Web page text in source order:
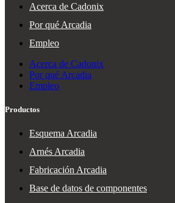
Acerca de Cadonix
Por qué Arcadia
Empleo
Acerca de Cadonix
Por qué Arcadia
Empleo
Productos
Esquema Arcadia
Arnés Arcadia
Fabricación Arcadia
Base de datos de componentes